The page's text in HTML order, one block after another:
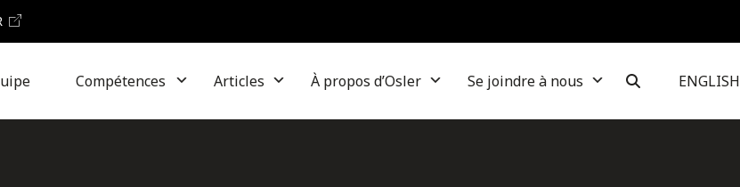
Compétences Articles À propos d’Osler Se joindre à nous ENGLISH